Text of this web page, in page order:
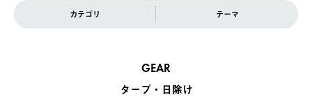
カテゴリ テーマ
GEAR
タープ・日除け